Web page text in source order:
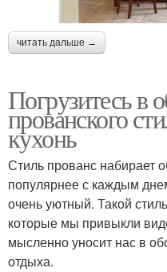
читать дальше →
Погрузитесь в
прованского
кухонь
Стиль прованс набирает
популярнее с каждым
очень уютный. Такой
которые мы привыкли
мысленно уносит нас в
отдыха.